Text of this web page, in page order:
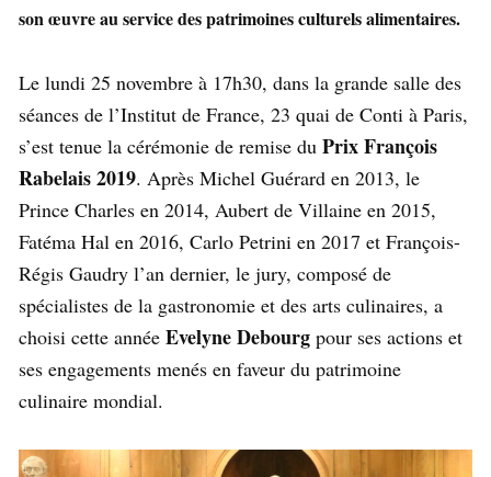
son œuvre au service des patrimoines culturels alimentaires.
Le lundi 25 novembre à 17h30, dans la grande salle des
séances de l’Institut de France, 23 quai de Conti à Paris,
s’est tenue la cérémonie de remise du Prix François
Rabelais 2019. Après Michel Guérard en 2013, le
Prince Charles en 2014, Aubert de Villaine en 2015,
Fatéma Hal en 2016, Carlo Petrini en 2017 et François-
Régis Gaudry l’an dernier, le jury, composé de
spécialistes de la gastronomie et des arts culinaires, a
choisi cette année Evelyne Debourg pour ses actions et
ses engagements menés en faveur du patrimoine
culinaire mondial.